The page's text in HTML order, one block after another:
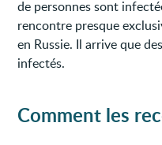
de personnes sont
rencontre presque
en Russie. Il arrive que
infectés.
Comment les